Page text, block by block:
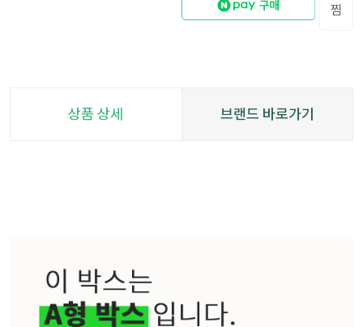
찜
상품 상세 브랜드 바로가기